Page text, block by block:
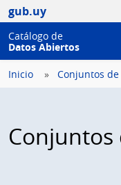
gub.uy
Catálogo de
Datos Abiertos
Inicio Conjuntos de
Conjuntos